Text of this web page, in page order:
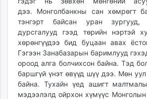
дээ. Монголбанкны сан хөмрөгт
тэнгэрт байсан уран
дурсгалууд гээд төрийн нэртэй
хөрөнгүүдээ бид буцаан авах
Гэгээн Занабазарын баримлууд
ороод алга болчихсон байна. Тэд
баршгүй үнэт өвүүд шүү дээ. Мөн
байна. Тухайн үед ашигт
мэдээлэлд ойрхон хүмүүс